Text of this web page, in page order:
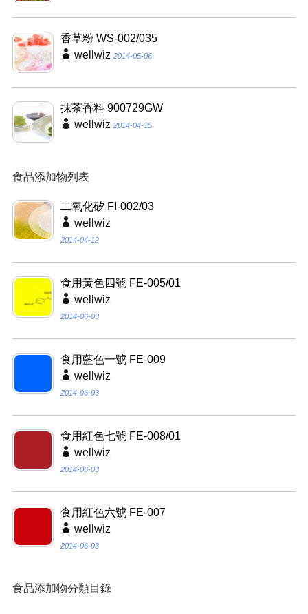
香草粉 WS-002/035
wellwiz 2014-05-06
抹茶香料 900729GW
wellwiz 2014-04-15
食品添加物列表
二氧化矽 FI-002/03
wellwiz
2014-04-12
食用黃色四號 FE-005/01
wellwiz
2014-06-03
食用藍色一號 FE-009
wellwiz
2014-06-03
食用紅色七號 FE-008/01
wellwiz
2014-06-03
食用紅色六號 FE-007
wellwiz
2014-06-03
食品添加物分類目錄